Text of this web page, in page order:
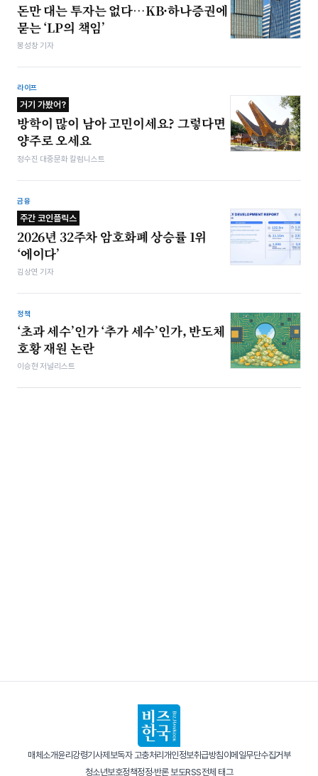
돈만 대는 투자는 없다…KB·하나증권에
묻는 ‘LP의 책임’
봉성창 기자
라이프
거기 가봤어?
방학이 많이 남아 고민이세요? 그렇다면
양주로 오세요
정수진 대중문화 칼럼니스트
금융
주간 코인플릭스
2026년 32주차 암호화폐 상승률 1위
‘에이다’
김상연 기자
정책
‘초과 세수’인가 ‘추가 세수’인가, 반도체
호황 재원 논란
이승현 저널리스트
매체소개윤리강령기사제보독자 고충처리개인정보취급방침이메일무단수집거부
청소년보호정책정정·반론 보도RSS전체 태그